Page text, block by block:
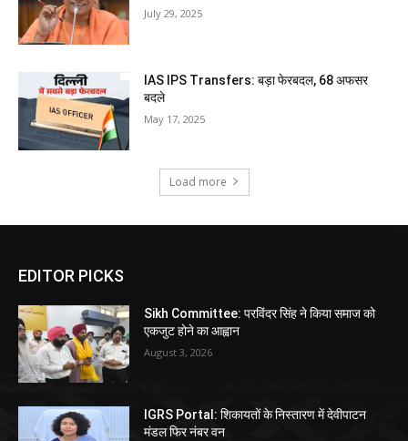
July 29, 2025
IAS IPS Transfers: बड़ा फेरबदल, 68 अफसर
बदले
May 17, 2025
Load more
EDITOR PICKS
Sikh Committee: परविंदर सिंह ने किया समाज को
एकजुट होने का आह्वान
August 3, 2026
IGRS Portal: शिकायतों के निस्तारण में देवीपाटन
मंडल फिर नंबर वन